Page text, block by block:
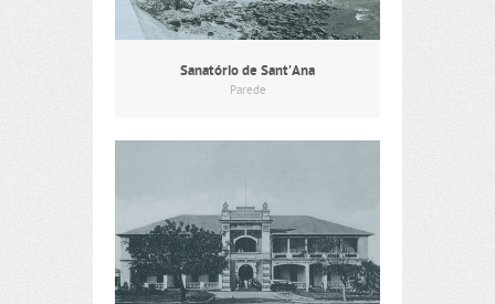
Sanatório de Sant’Ana
Parede